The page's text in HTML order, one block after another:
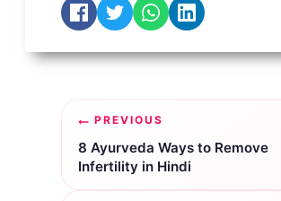
Post
navigation
PREVIOUS
8 Ayurveda Ways to Remove
Infertility in Hindi